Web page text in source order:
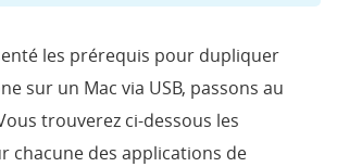
les prérequis pour dupliquer
sur un Mac via USB, passons au
trouverez ci-dessous les
chacune des applications de